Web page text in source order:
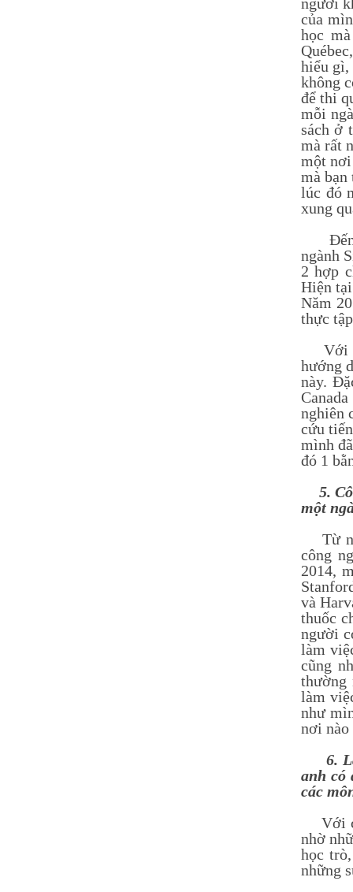
của
học
hiểu gì,
không
để thi
mỗi
sách ở
mà rất
một nơi
mà bạn
lúc đó
xung
Đến
ngành
2 hợp
Hiện
Năm
thực
Với
hướng
này.
nghiên
cứu
mình
đó 1
5.
một
Từ
công
2014,
và
thuốc
người
làm
cũng
thường
làm
như
nơi nào
6. Là
anh có
các
Với
nhờ
học
những